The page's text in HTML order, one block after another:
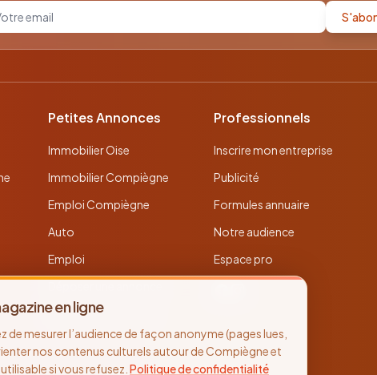
email pour la newsletter
Petites Annonces
Immobilier Oise
Immobilier Compiègne
Emploi Compiègne
Auto
Emploi
Toutes les annonces
Professionnels
Inscrire mon entreprise
Publicité
Formules annuaire
Notre audience
Espace pro
en ligne
mesurer l’audience de façon anonyme (pages lues,
nos contenus culturels autour de Compiègne et
si vous refusez. Politique de confidentialité